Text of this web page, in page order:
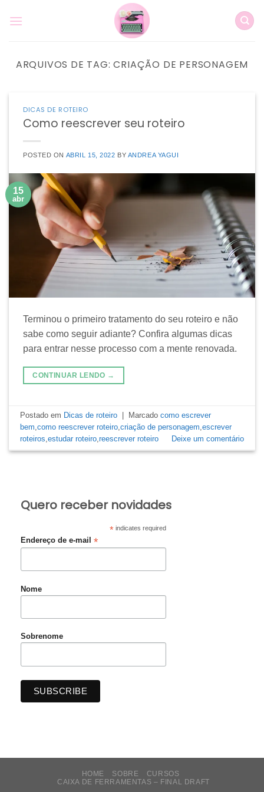
ARQUIVOS DE TAG:CRIAÇÃO DE PERSONAGEM
DICAS DE ROTEIRO
Como reescrever seu roteiro
POSTED ON ABRIL 15, 2022 BY ANDREA YAGUI
15
abr
Terminou o primeiro tratamento do seu roteiro e não
sabe como seguir adiante? Confira algumas dicas
para entrar nesse processo com a mente renovada.
CONTINUAR LENDO →
Postado em Dicas de roteiro Marcadocomo escrever
bem,como reescrever roteiro,criação de personagem,escrever
roteiros,estudar roteiro,reescrever roteiro Deixe um comentário
Quero receber novidades
*indicates required
Endereço de e-mail *
Nome
Sobrenome
HOME SOBRE
CURSOS
CAIXA DE FERRAMENTAS – FINAL DRAFT